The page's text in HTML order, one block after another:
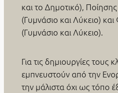
και το Δημοτικό),
(Γυμνάσιο και Λύκειο)
(Γυμνάσιο και Λύκειο).
Για τις δημιουργίες τους
εμπνευστούν από την
την μάλιστα όχι ως τόπο